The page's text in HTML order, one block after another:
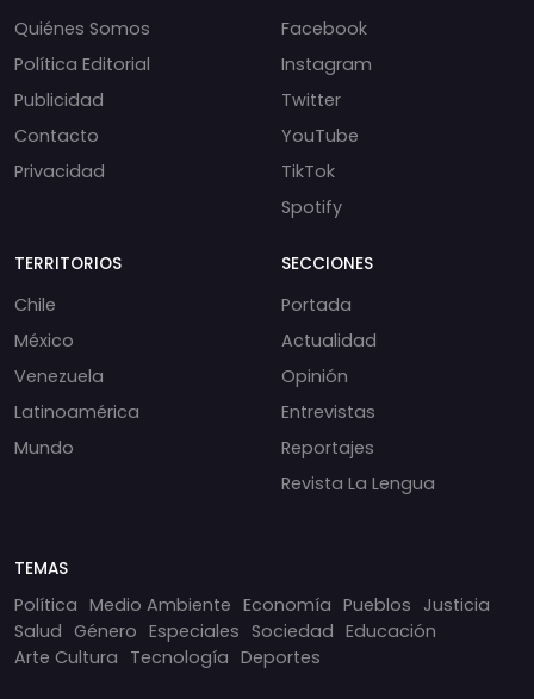
Quiénes Somos
Política Editorial
Publicidad
Contacto
Privacidad
Facebook
Instagram
Twitter
YouTube
TikTok
Spotify
TERRITORIOS
Chile
México
Venezuela
Latinoamérica
Mundo
SECCIONES
Portada
Actualidad
Opinión
Entrevistas
Reportajes
Revista La Lengua
TEMAS
Política Medio Ambiente Economía Pueblos Justicia
Salud Género Especiales Sociedad Educación
Arte Cultura Tecnología Deportes